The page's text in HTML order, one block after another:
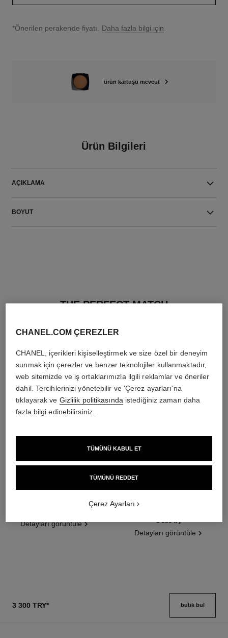
↩
*Önerilen perakende fiyatı. Daha fazla bilgi için
ürün kartuşu mevcut
Ürün Bilgileri
AÇIKLAMA
BOYUT
THE PERFECT MATCH
Detayları görüntüle
hydra beauty micro sérum
Ref. 133325
5 650 try*
Detayları görüntüle
3 300 TRY* butik bul
CHANEL.COM ÇEREZLER
CHANEL, içerikleri kişiselleştirmek ve size özel bir deneyim
sunmak için çerezler ve benzer teknolojiler kullanmaktadır,
web sitemizde ve iş ortaklarımızla ilgili reklamlar ve öneriler
dahil. Tercihlerinizi yönetebilir ve 'Çerez ayarları'na
tıklayarak ve Gizlilik politikasında istediğiniz zaman daha
fazla bilgi edinebilirsiniz.
TÜMÜNÜ REDDET
TÜMÜNÜ KABUL ET
Çerez Ayarları